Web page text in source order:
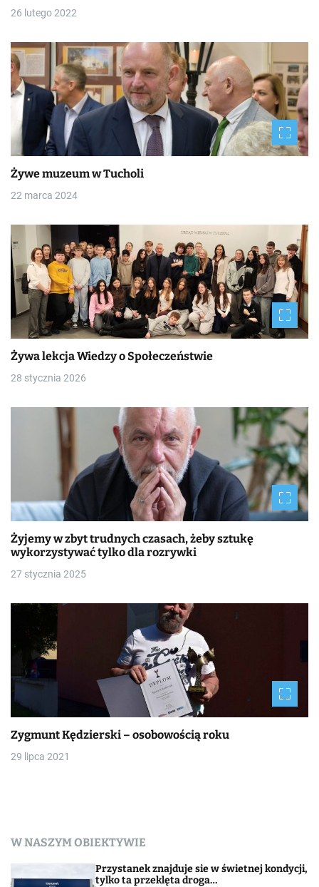
26 lutego 2022
Żywe muzeum w Tucholi
22 marca 2024
Żywa lekcja Wiedzy o Społeczeństwie
28 stycznia 2026
Żyjemy w zbyt trudnych czasach, żeby sztukę
wykorzystywać tylko dla rozrywki
27 stycznia 2025
Zygmunt Kędzierski – osobowością roku
29 lipca 2021
W NASZYM OBIEKTYWIE
Przystanek znajduje sie w świetnej kondycji,
tylko ta przeklęta droga…